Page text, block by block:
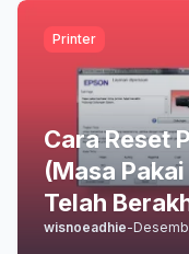
Printer
Cara Reset
(Masa
Telah
wisnoeadhie-